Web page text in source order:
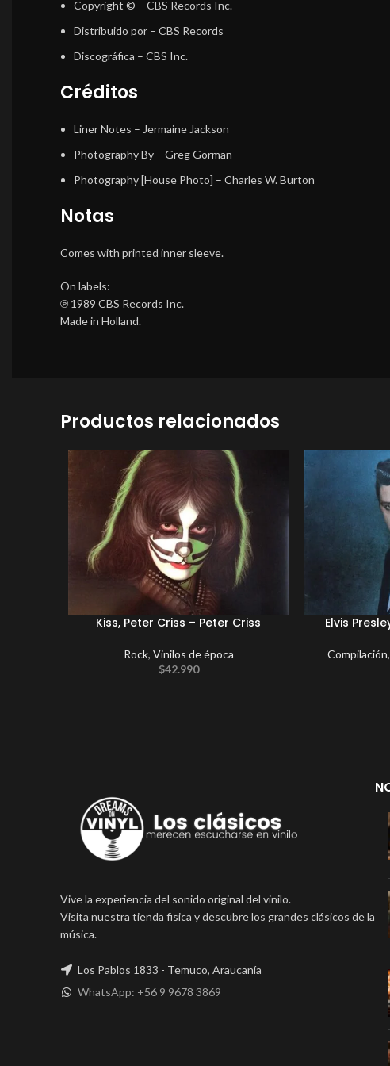
Copyright © – CBS Records Inc.
Distribuido por – CBS Records
Discográfica – CBS Inc.
Créditos
Liner Notes – Jermaine Jackson
Photography By – Greg Gorman
Photography [House Photo] – Charles W. Burton
Notas
Comes with printed inner sleeve.
On labels:
℗ 1989 CBS Records Inc.
Made in Holland.
Productos relacionados
Kiss, Peter Criss – Peter Criss
Rock, Vinilos de época
$42.990
Elvis
Compilación,
Vive la experiencia del sonido original del vinilo.
Visita nuestra tienda fisica y descubre los grandes clásicos de la
música.
Los Pablos 1833 - Temuco, Araucanía
WhatsApp: +56 9 9678 3869